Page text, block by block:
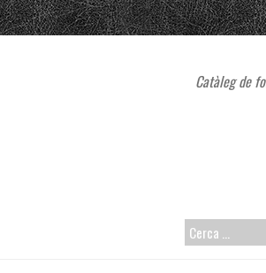
Catàleg de
CERCA: